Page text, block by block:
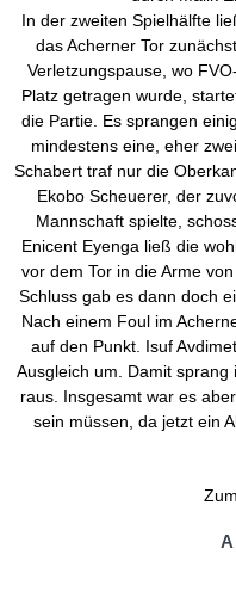
In der zweiten Spielhälfte
das Acherner Tor
Verletzungspause, wo
Platz getragen wurde,
die Partie. Es sprangen
mindestens eine, eher
Schabert traf nur die
Ekobo Scheuerer, der
Mannschaft spielte,
Enicent Eyenga ließ die
vor dem Tor in die Arme
Schluss gab es dann doch
Nach einem Foul im
auf den Punkt. Isuf
Ausgleich um. Damit
raus. Insgesamt war es
sein müssen, da jetzt ein